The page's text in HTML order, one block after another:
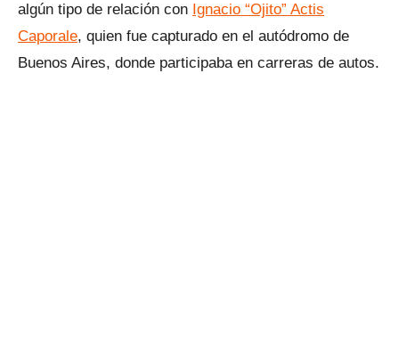
algún tipo de relación con Ignacio “Ojito” Actis
Caporale, quien fue capturado en el autódromo de
Buenos Aires, donde participaba en carreras de autos.